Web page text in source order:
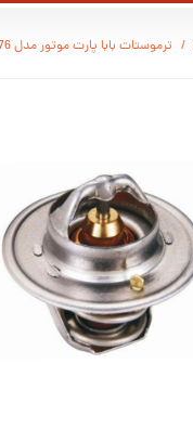
ترموستات بابا پارت موتور مدل 76 درجه مناسب برای تیبا